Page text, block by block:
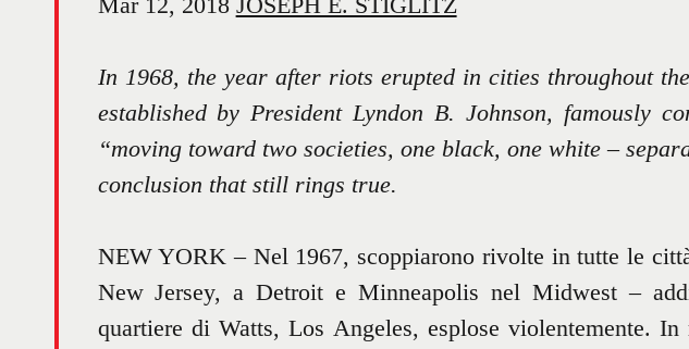
In 1968, the year after riots erupted in cities throughout
established by President Lyndon B. Johnson, famously
“moving toward two societies, one black, one white –
conclusion that still rings true.
NEW YORK – Nel 1967, scoppiarono rivolte in tutte le
New Jersey, a Detroit e Minneapolis nel Midwest –
quartiere di Watts, Los Angeles, esplose violentemente.